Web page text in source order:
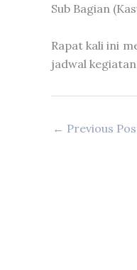
Sub Bagian
Rapat kali ini
jadwal
← Previous